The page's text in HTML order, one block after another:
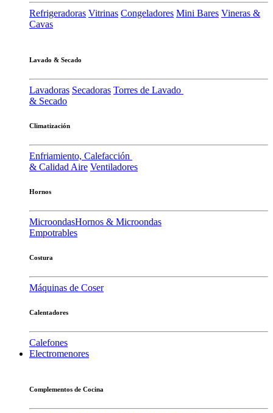
Refrigeradoras Vitrinas Congeladores Mini Bares Vineras &
Cavas
Lavado & Secado
Lavadoras Secadoras Torres de Lavado
& Secado
Climatización
Enfriamiento, Calefacción
& Calidad Aire Ventiladores
Hornos
MicroondasHornos & Microondas
Empotrables
Costura
Máquinas de Coser
Calentadores
Calefones
Electromenores
Complementos de Cocina